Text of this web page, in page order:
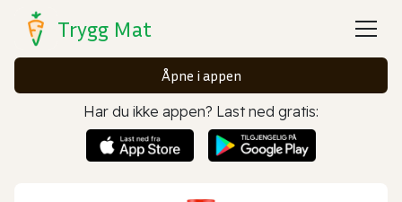
Trygg Mat
Åpne i appen
Har du ikke appen? Last ned gratis: